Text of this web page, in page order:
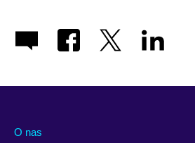
O nas